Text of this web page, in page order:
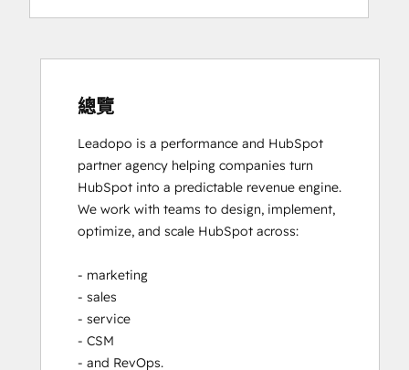
總覽
Leadopo is a performance and HubSpot
partner agency helping companies turn
HubSpot into a predictable revenue engine.
We work with teams to design, implement,
optimize, and scale HubSpot across:
- marketing
- sales
- service
- CSM
- and RevOps.